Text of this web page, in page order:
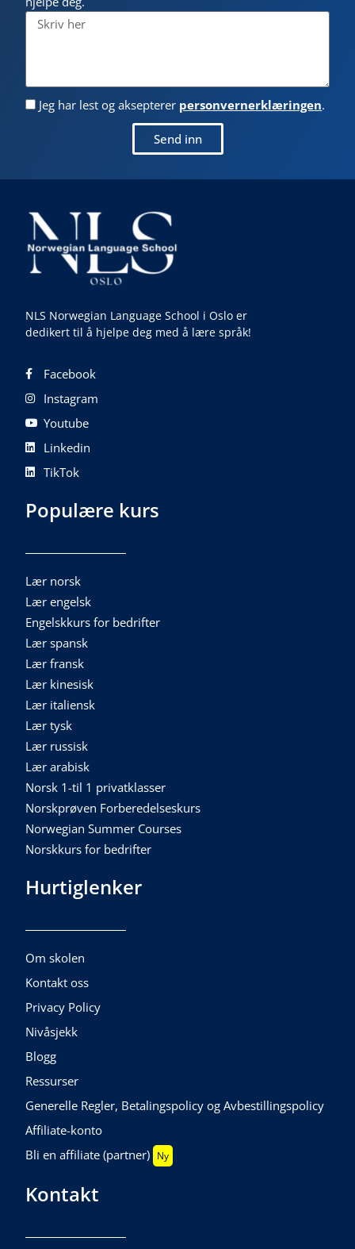
Jeg har lest og aksepterer personvernerklæringen.
Send inn
NLS Norwegian Language School i Oslo er
dedikert til å hjelpe deg med å lære språk!
Facebook
Instagram
Youtube
Linkedin
TikTok
Populære kurs
Lær norsk
Lær engelsk
Engelskkurs for bedrifter
Lær spansk
Lær fransk
Lær kinesisk
Lær italiensk
Lær tysk
Lær russisk
Lær arabisk
Norsk 1-til 1 privatklasser
Norskprøven Forberedelseskurs
Norwegian Summer Courses
Norskkurs for bedrifter
Hurtiglenker
Om skolen
Kontakt oss
Privacy Policy
Nivåsjekk
Blogg
Ressurser
Generelle Regler, Betalingspolicy og Avbestillingspolicy
Affiliate-konto
Bli en affiliate (partner) Ny
Kontakt